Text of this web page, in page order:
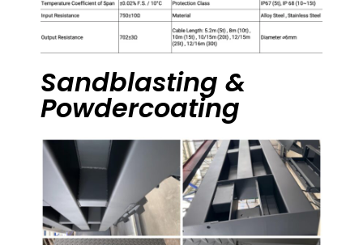
Sandblasting &
Powdercoating